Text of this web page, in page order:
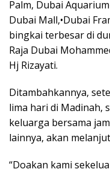
Palm, Dubai
Dubai Mall,•Dubai
bingkai terbesar di
Raja Dubai
Hj Rizayati.
Ditambahkannya,
lima hari di Madinah,
keluarga bersama
lainnya, akan
“Doakan kami